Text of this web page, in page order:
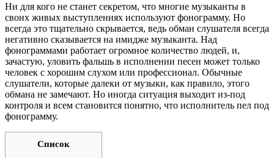
Ни для кого не станет секретом, что многие музыканты в
своих живых выступлениях используют фонограмму. Но
всегда это тщательно скрывается, ведь обман слушателя всегда
негативно сказывается на имидже музыканта. Над
фонограммами работает огромное количество людей, и,
зачастую, уловить фальшь в исполнении песен может только
человек с хорошим слухом или профессионал. Обычные
слушатели, которые далеки от музыки, как правило, этого
обмана не замечают. Но иногда ситуация выходит из-под
контроля и всем становится понятно, что исполнитель пел под
фонограмму.
Список